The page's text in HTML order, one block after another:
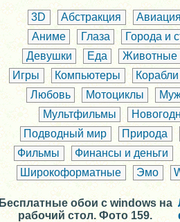
3D Абстракция
Аниме
Глаза
Города и
Девушки
Еда
Животные
Игры
Компьютеры
Корабли
Любовь
Мотоциклы
Мультфильмы
Подводный мир
Природа
Фильмы
Финансы и деньги
Широкоформатные
Эмо
Бесплатные обои с windows на
рабочий стол. Фото 159.